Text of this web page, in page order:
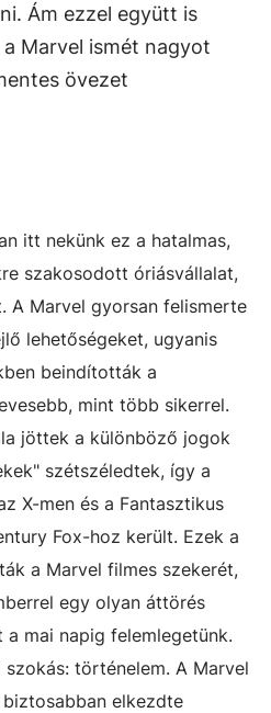
Ám ezzel együtt is
Marvel ismét nagyot
övezet
itt nekünk ez a hatalmas,
szakosodott óriásvállalat,
A Marvel gyorsan felismerte
lehetőségeket, ugyanis
beindították a
mint több sikerrel.
jöttek a különböző jogok
szétszéledtek, így a
X-men és a Fantasztikus
Fox-hoz került. Ezek a
a Marvel filmes szekerét,
egy olyan áttörés
mai napig felemlegetünk.
történelem. A Marvel
biztosabban elkezdte